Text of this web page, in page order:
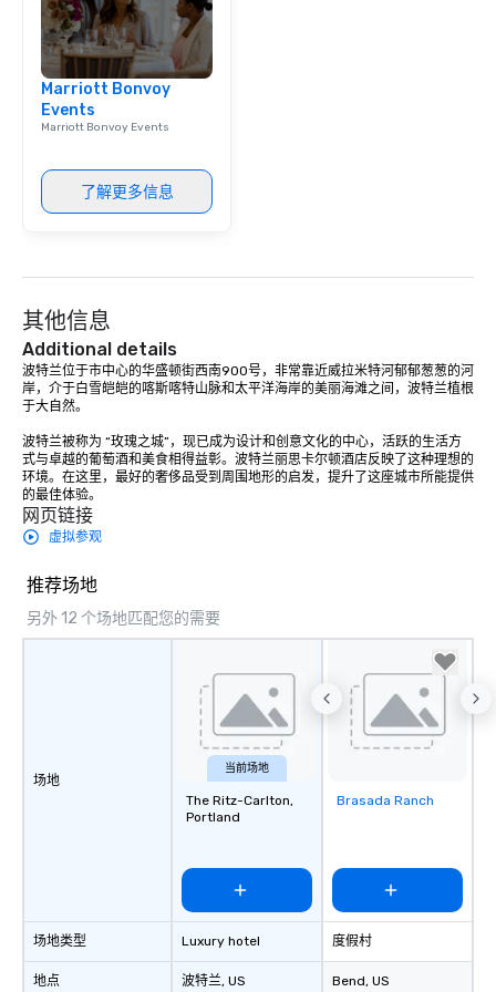
Marriott Bonvoy
Events
Marriott Bonvoy Events
了解更多信息
其他信息
Additional details
波特兰位于市中心的华盛顿街西南900号，非常靠近威拉米特河郁郁葱葱的河
岸，介于白雪皑皑的喀斯喀特山脉和太平洋海岸的美丽海滩之间，波特兰植根
于大自然。
波特兰被称为 “玫瑰之城”，现已成为设计和创意文化的中心，活跃的生活方
式与卓越的葡萄酒和美食相得益彰。波特兰丽思卡尔顿酒店反映了这种理想的
环境。在这里，最好的奢侈品受到周围地形的启发，提升了这座城市所能提供
的最佳体验。
网页链接
虚拟参观
推荐场地
另外 12 个场地匹配您的需要
场地
场地类型
地点
当前场地
The Ritz-Carlton,
Portland
Luxury hotel
波特兰, US
Removed from
Brasada Ranch
度假村
Bend, US